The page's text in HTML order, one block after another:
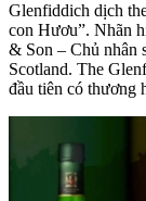
Glenfiddich dịch
con Hươu”. Nhãn
& Son – Chủ nhân
Scotland. The
đầu tiên có thương